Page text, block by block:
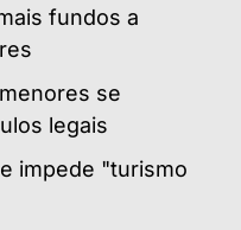
fundos a
se
legais
impede "turismo